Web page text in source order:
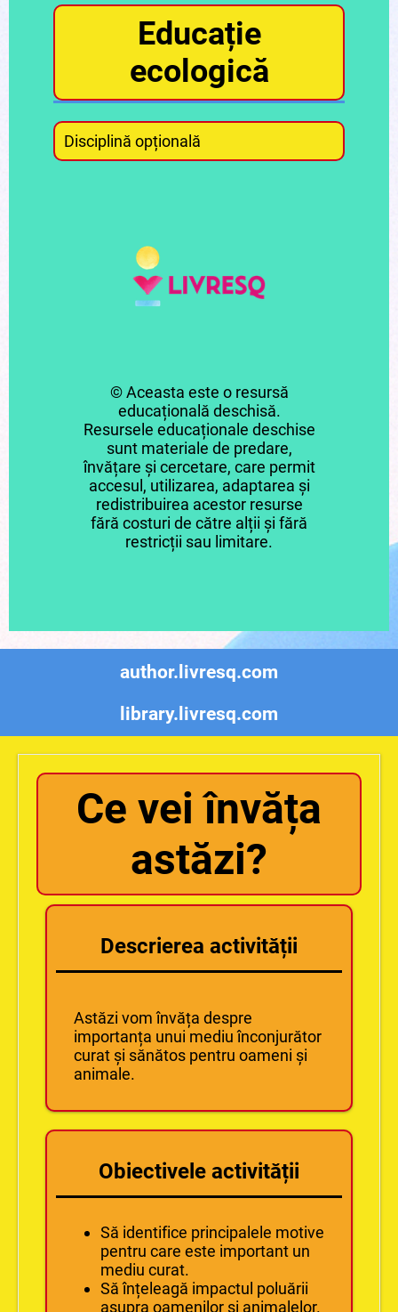
Educație
ecologică
Disciplină opțională
© Aceasta este o resursă
educațională deschisă.
Resursele educaționale deschise
sunt materiale de predare,
învățare și cercetare, care permit
accesul, utilizarea, adaptarea și
redistribuirea acestor resurse
fără costuri de către alții și fără
restricții sau limitare.
author.livresq.com
library.livresq.com
Ce vei învăța
astăzi?
Descrierea activității
Astăzi vom învăța despre
importanța unui mediu înconjurător
curat și sănătos pentru oameni și
animale.
Obiectivele activității
Să identifice principalele motive
pentru care este important un
mediu curat.
Să înțeleagă impactul poluării
asupra oamenilor și animalelor.